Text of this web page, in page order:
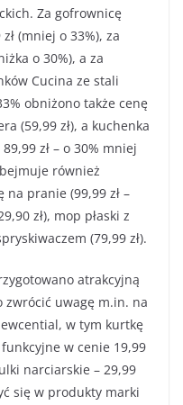
Za gofrownicę
(mniej o 33%), za
o 30%), a za
Cucina ze stali
obniżono także cenę
(59,99 zł), a kuchenka
zł – o 30% mniej
również
pranie (99,99 zł –
zł), mop płaski z
(79,99 zł).
atrakcyjną
uwagę m.in. na
w tym kurtkę
w cenie 19,99
narciarskie – 29,99
się w produkty marki